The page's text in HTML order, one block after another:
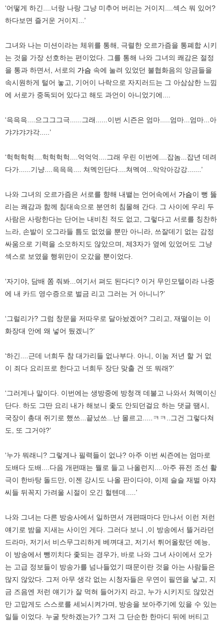
‘어떻게 하긴....너랑 나랑 그냥 미추어 버리는 거이지....섹스 뭐 있어?
하다보면 즐거운 거이지...’
그녀와 나는 미션이라는 체위를 통해, 극렬한 오르가즘을 통폐합 시키
는 것을 가장 선호하는 편이었다. 그를 통해 나와 그녀의 쾌감은 절정
을 통과 하면서, 서로의 가슴 속에 눌려 있었던 불협화음의 앙금들을
속시원하게 털어 놓고, 기어이 나락으로 자지러드는 그 아삼삼한 느낌
에 서로가 중독되어 있다고 해도 과언이 아니었기에....
‘윽윽윽....으그그그극......그래......이번 시즌은 엄마.....엄마...엄마...아
갸갸갸갸각.....’
‘헉헉헉헉....헉헉헉헉....억억억....그래 우린 이번에....잡놈...잡년 데려
다가......기냥....윽윽윽.... 쳐멕인단다....쳐멕여...악악아강강.......’
나와 그녀의 오르가즘은 서로를 향해 내뱉는 언어속에서 가슴이 뻥 뚫
리는 쾌감과 함께 침대속으로 분연히 침몰해 간다. 그 사이에 우리 두
사람은 사랑한다는 단어는 내비친 적도 없고, 그렇다고 서로를 칭찬하
느라, 손발이 오그라들 틈도 없었을 뿐만 아니라, 쓰잘데기 없는 감정
싸움으로 기력을 소모하지도 않았으며, 제3자가 옆에 있었어도 그냥
섹스로 보였을 행위만이 오갔을 뿐이었다.
‘자기야, 담배 쫌 줘봐...여기서 펴도 된다디? 이거 무인모텔이라 나중
에 내 카드 영수증으로 벌금 리고 그러는 거 아니니?’
‘그럴리가? 그럼 창문을 저따우로 달아놨겠어? 그리고, 재떨이는 이
화장대 안에 왜 넣어 뒀겠니?’
‘하긴....근데 너희두 참 대가리들 없나부다. 아니, 이눔 저년 할 거 없
이 죄다 요리프로 한다고 너희두 장단 맞출 건 또 뭐래?’
‘그러게나 말이다. 이번에는 생방중에 방청객 데불고 나와서 쳐멕이신
단다. 하도 그딴 요리 내가 해보니 좇도 안되던걸요 하는 댓글 땜시,
국장이 총대 쥐기로 했쓰...끝났쓰...난 몰르고.....ㅋㅋ..그건 그렇다쳐
도, 또 그거야?’
‘누가 뭐래니? 그렇게나 필력들이 없나? 아주 이번 씨즌에는 엄마로
도배다 도배....다음 개편때는 뭘로 들고 나올런지....아주 퓨전 조선 활
극이 한바탕 돌드만, 이젠 강시도 나올 판이다야, 이제 슬슬 재벌 아쟈
씨들 뒤꼭지 가려울 시절이 오긴 헐텐데.....’
나와 그녀는 다른 방송사에서 일하면서 개편때마다 만나서 이런 저런
얘기로 밤을 지새는 사이인 게다. 그러다 보니 ,이 방송에서 뜰거라던
드라마, 저기서 비스무그리하게 베껴대고, 저기서 튀어올랐던 예능,
이 방송에서 뺑끼치다 좇되는 경우가, 바로 나와 그녀 사이에서 오가
는 고급 정보들이 방송가를 넘나들었기 때문이란 것을 아는 사람들은
많지 않았다. 그저 아무 생각 없는 시청자들은 우연이 필연을 낳고, 지
금 즈음엔 저런 얘기가 잘 먹혀 들어가지 라고, 누가 시키지도 않았건
만 고맙게도 스스로를 세뇌시켜가며, 방송을 보아주기에 있을 수 있는
일들 이었다. 누굴 탓하겠는가? 그저 그 단순한 한마디 뒤에 버티고